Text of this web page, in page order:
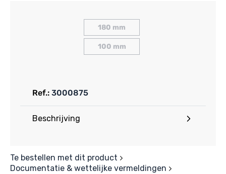
Ref.: 3000875
Beschrijving
Te bestellen met dit product
Documentatie & wettelijke vermeldingen
180 mm
100 mm